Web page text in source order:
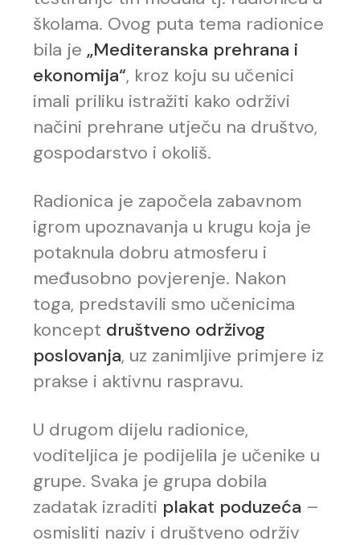
školama. Ovog puta tema radionice
bila je „Mediteranska prehrana i
ekonomija“, kroz koju su učenici
imali priliku istražiti kako održivi
načini prehrane utječu na društvo,
gospodarstvo i okoliš.
Radionica je započela zabavnom
igrom upoznavanja u krugu koja je
potaknula dobru atmosferu i
međusobno povjerenje. Nakon
toga, predstavili smo učenicima
koncept društveno održivog
poslovanja, uz zanimljive primjere iz
prakse i aktivnu raspravu.
U drugom dijelu radionice,
voditeljica je podijelila je učenike u
grupe. Svaka je grupa dobila
zadatak izraditi plakat poduzeća –
osmisliti naziv i društveno održiv